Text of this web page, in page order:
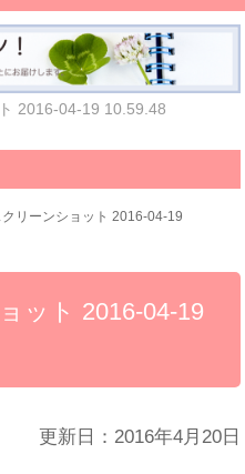
2016-04-19 10.59.48
リーンショット 2016-04-19
ット 2016-04-19
更新日：2016年4月20日